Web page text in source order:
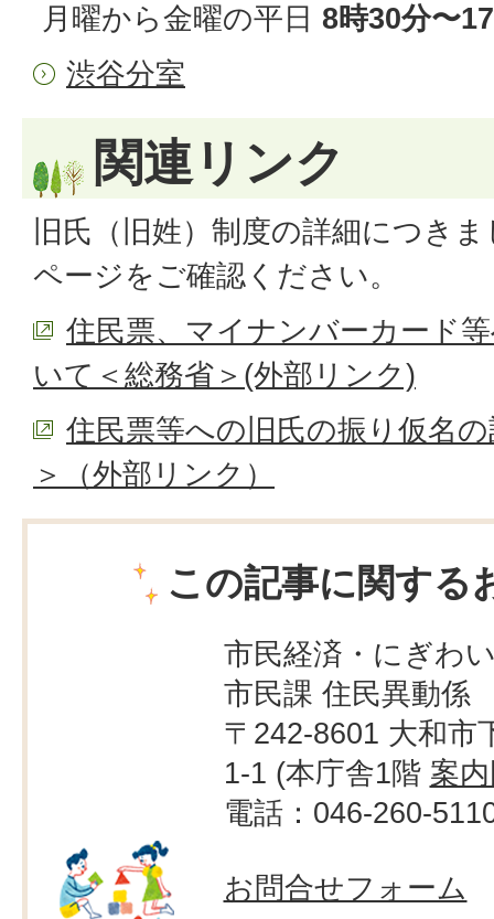
月曜から金曜の平日 8時30分〜
渋谷分室
関連リンク
旧氏（旧姓）制度の詳細につき
ページをご確認ください。
住民票、マイナンバーカード
いて＜総務省＞(外部リンク)
住民票等への旧氏の振り仮名
＞（外部リンク）
この記事に関する
市民経済・にぎわ
市民課 住民異動係
〒242-8601 大和市
1-1 (本庁舎1階 案
電話：046-260-
お問合せフォーム